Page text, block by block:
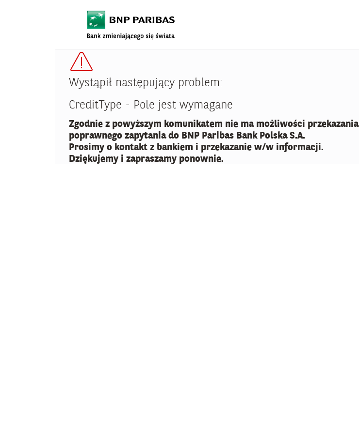
Wystąpił następujący problem:
CreditType - Pole jest wymagane
Zgodnie z powyższym komunikatem nie ma możliwości przekazania
poprawnego zapytania do BNP Paribas Bank Polska S.A.
Prosimy o kontakt z bankiem i przekazanie w/w informacji.
Dziękujemy i zapraszamy ponownie.